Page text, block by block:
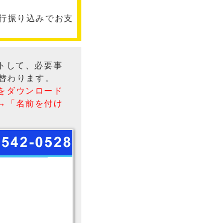
振り込みでお支
して、必要事
ります。
ダウンロード
「名前を付け